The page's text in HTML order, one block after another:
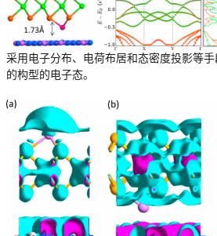
采用电子分布、电荷布居和态密度投影等
的构型的电子态。